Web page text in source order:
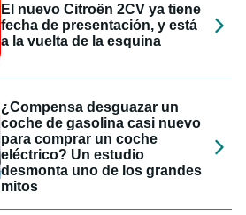
El nuevo Citroën 2CV ya tiene
fecha de presentación, y está
a la vuelta de la esquina
¿Compensa desguazar un
coche de gasolina casi nuevo
para comprar un coche
eléctrico? Un estudio
desmonta uno de los grandes
mitos